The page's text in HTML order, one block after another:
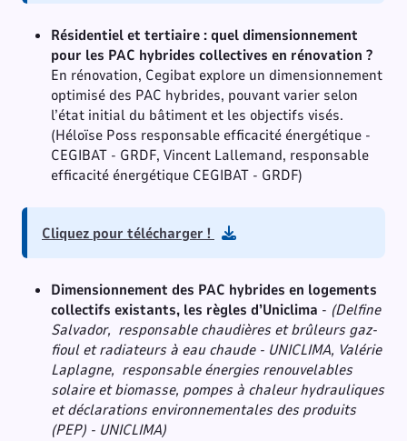
Résidentiel et tertiaire : quel dimensionnement
pour les PAC hybrides collectives en rénovation ?
En rénovation, Cegibat explore un dimensionnement
optimisé des PAC hybrides, pouvant varier selon
l’état initial du bâtiment et les objectifs visés.
(Héloïse Poss responsable efficacité énergétique -
CEGIBAT - GRDF, Vincent Lallemand, responsable
efficacité énergétique CEGIBAT - GRDF)
Cliquez pour télécharger !
Dimensionnement des PAC hybrides en logements
collectifs existants, les règles d’Uniclima - (Delfine
Salvador, responsable chaudières et brûleurs gaz-
fioul et radiateurs à eau chaude - UNICLIMA, Valérie
Laplagne, responsable énergies renouvelables
solaire et biomasse, pompes à chaleur hydrauliques
et déclarations environnementales des produits
(PEP) - UNICLIMA)